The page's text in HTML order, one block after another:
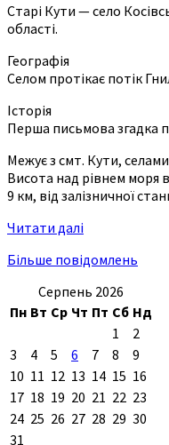
Старі Кути — село
області.
Географія
Селом протікає потік
Історія
Перша письмова згадка
Межує з смт. Кути,
Висота над рівнем моря
9 км, від залізничної
Читати далі
Більше повідомлень
Серпень 2026
Пн Вт Ср Чт Пт Сб Нд
1
2
3
4 5 6 7 8
9
10 11 12 13 14 15 16
17 18 19 20 21 22 23
24 25 26 27 28 29 30
31